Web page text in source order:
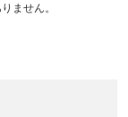
ません。